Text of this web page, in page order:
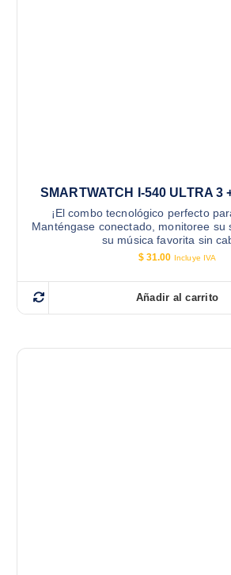
SMARTWATCH I-540 ULTRA 3
¡El combo tecnológico perfecto
Manténgase conectado, monitoree su
su música favorita sin
$31.00 Incluye IVA
Añadir al carrito